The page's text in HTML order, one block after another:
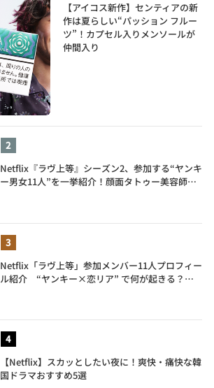
【アイコス新作】センティアの新
作は夏らしい“パッション フルー
ツ”！カプセル入りメンソールが
仲間入り
Netflix『ラヴ上等』シーズン2、参加する“ヤンキ
ー男女11人”を一挙紹介！顔面タトゥー美容師、
Netflix「ラヴ上等」参加メンバー11人プロフィー
ル紹介 “ヤンキー×恋リア” で何が起きる？地
【Netflix】スカッとしたい夜に！爽快・痛快な韓
国ドラマおすすめ5選